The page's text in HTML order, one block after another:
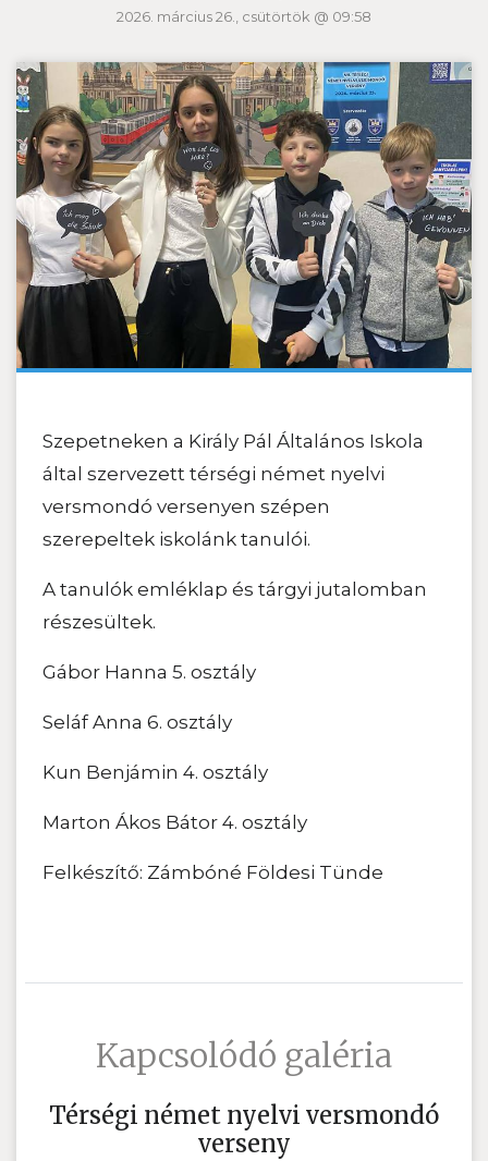
2026. március 26., csütörtök @ 09:58
Szepetneken a Király Pál Általános Iskola
által szervezett térségi német nyelvi
versmondó versenyen szépen
szerepeltek iskolánk tanulói.
A tanulók emléklap és tárgyi jutalomban
részesültek.
Gábor Hanna 5. osztály
Seláf Anna 6. osztály
Kun Benjámin 4. osztály
Marton Ákos Bátor 4. osztály
Felkészítő: Zámbóné Földesi Tünde
Kapcsolódó galéria
Térségi német nyelvi versmondó
verseny